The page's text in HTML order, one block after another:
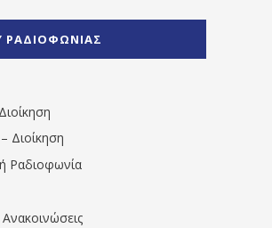
" artist="" ]
ΡΑΔΙΟΦΩΝΙΑΣ
Διοίκηση
Ραδιοφωνία
Ανακοινώσεις